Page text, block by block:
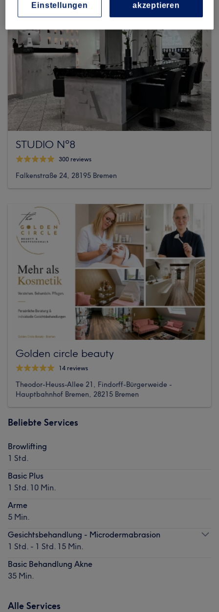
STUDIO Nº8
300 reviews
Falkenstraße 24, 28195 Bremen
Golden circle beauty
14 reviews
Theodor-Heuss-Allee 21, Findorff-Bürgerweide -
Hauptbahnhof Bremen, 28215 Bremen
Beliebte Services
Browlifting
1 Std.
Basic Plus
1 Std. 10 Min.
Arme
5 Min.
Gesichtsbehandlung - Microdermabrasion
1 Std. - 1 Std. 15 Min.
Basic Behandlung Akne
35 Min.
Alle Services
Einstellungen
akzeptieren